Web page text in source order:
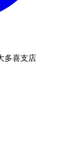
多喜支店